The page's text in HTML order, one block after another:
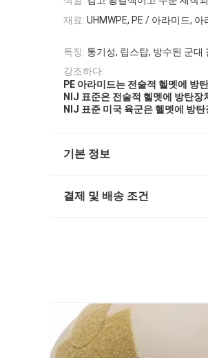
재료: UHMWPE, PE / 아라미드, 아
특징: 통기성, 립스탑, 방수된 군대
강조하다:
PE 아라미드는 전술적 헬멧에 방
NIJ 표준은 전술적 헬멧에 방탄장
NIJ 표준 미국 육군은 헬멧에 방
기본 정보
결제 및 배송 조건